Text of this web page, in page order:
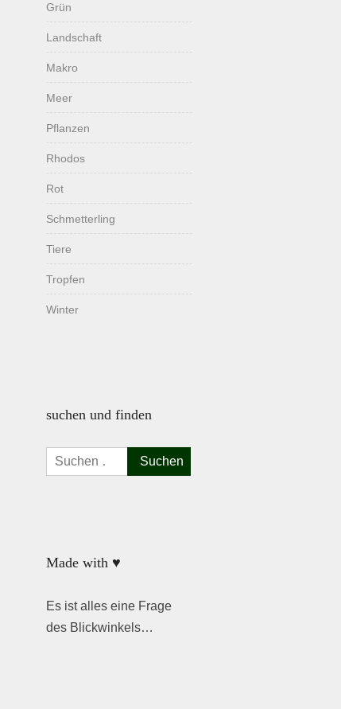
Grün
Landschaft
Makro
Meer
Pflanzen
Rhodos
Rot
Schmetterling
Tiere
Tropfen
Winter
suchen und finden
Suchen
nach:
Made with ♥
Es ist alles eine Frage
des Blickwinkels…